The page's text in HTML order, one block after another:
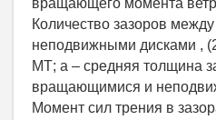
вращающего момента
Количество зазоров
неподвижными дисками ,
МТ; a – средняя толщина
вращающимися и
Момент сил трения в